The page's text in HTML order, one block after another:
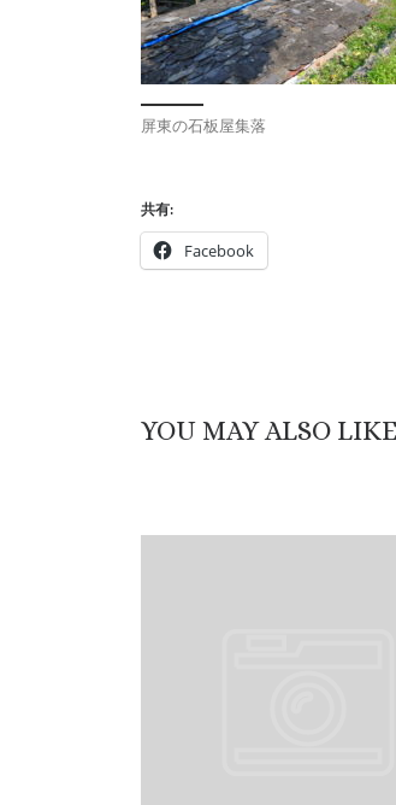
屏東の石板屋集落
共有:
Facebook
YOU MAY ALSO LIKE